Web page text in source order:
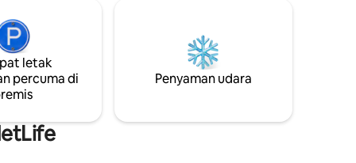
mudah
WholeFoods, TJ & restoran yang popular
-Tempat letak kereta & dobi bukan
komersil percuma +Wi-Fi - Diskaun
tersedia untuk penginapan lanjutan
letak
percuma di
Penyaman udara